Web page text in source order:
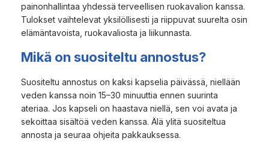
painonhallintaa yhdessä terveellisen ruokavalion kanssa.
Tulokset vaihtelevat yksilöllisesti ja riippuvat suurelta osin
elämäntavoista, ruokavaliosta ja liikunnasta.
Mikä on suositeltu annostus?
Suositeltu annostus on kaksi kapselia päivässä, niellään
veden kanssa noin 15–30 minuuttia ennen suurinta
ateriaa. Jos kapseli on haastava niellä, sen voi avata ja
sekoittaa sisältöä veden kanssa. Älä ylitä suositeltua
annosta ja seuraa ohjeita pakkauksessa.